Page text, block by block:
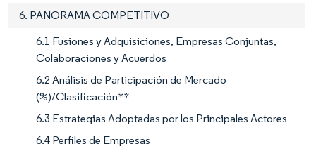
6. PANORAMA COMPETITIVO
6.1 Fusiones y Adquisiciones, Empresas Conjuntas,
Colaboraciones y Acuerdos
6.2 Análisis de Participación de Mercado
(%)/Clasificación**
6.3 Estrategias Adoptadas por los Principales Actores
6.4 Perfiles de Empresas